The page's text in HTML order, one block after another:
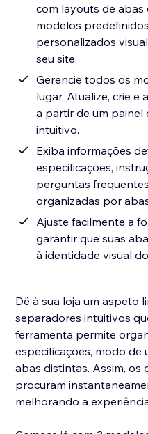
com layouts de abas
modelos
personalizados
seu site.
Gerencie todos os
lugar. Atualize, crie
a partir de um painel
intuitivo.
Exiba informações
especificações,
perguntas
organizadas por
Ajuste facilmente a
garantir que suas
à identidade visual
Dê à sua loja um aspeto
separadores intuitivos
ferramenta permite
especificações, modo de
abas distintas. Assim, os
procuram
melhorando a